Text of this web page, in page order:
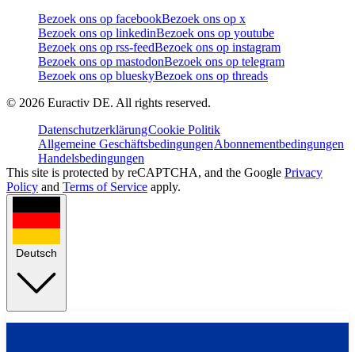
Bezoek ons op facebookBezoek ons op x
Bezoek ons op linkedinBezoek ons op youtube
Bezoek ons op rss-feedBezoek ons op instagram
Bezoek ons op mastodonBezoek ons op telegram
Bezoek ons op blueskyBezoek ons op threads
© 2026 Euractiv DE. All rights reserved.
DatenschutzerklärungCookie Politik
Allgemeine GeschäftsbedingungenAbonnementbedingungen
Handelsbedingungen
This site is protected by reCAPTCHA, and the Google Privacy
Policy and Terms of Service apply.
Deutsch